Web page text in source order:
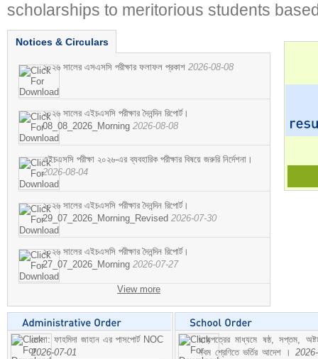
scholarships to meritorious students
Notices & Circulars
২০২৬ সালের এসএসসি পরীক্ষার ফলাফল প্রকাশ 2026-08-08
২০২৬ সালের এইচএসসি পরীক্ষার দৈনন্দিন রিপোর্ট।
08_08_2026_Morning 2026-08-08
এইচএসসি পরীক্ষা ২০২৬-এর ব্যবহারিক পরীক্ষার বিষয়ে জরুরি নির্দেশনা।
2026-08-04
২০২৬ সালের এইচএসসি পরীক্ষার দৈনন্দিন রিপোর্ট।
29_07_2026_Morning_Revised 2026-07-30
২০২৬ সালের এইচএসসি পরীক্ষার দৈনন্দিন রিপোর্ট।
27_07_2026_Morning 2026-07-27
View more
মোসা: ফাহমিদা জাহান এর পাসপোর্ট NOC
2026-07-01
ছাড়পত্রের মাধ্যমে ষষ্ঠ, সপ্তম,
নবম শ্রেণিতে ভর্তির আদেশ ।